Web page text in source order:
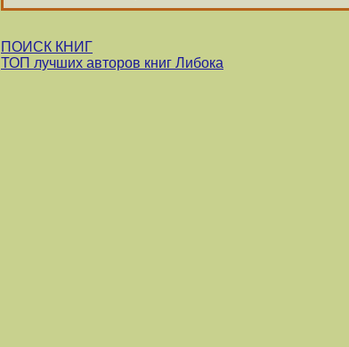
ПОИСК КНИГ
ТОП лучших авторов книг Либока